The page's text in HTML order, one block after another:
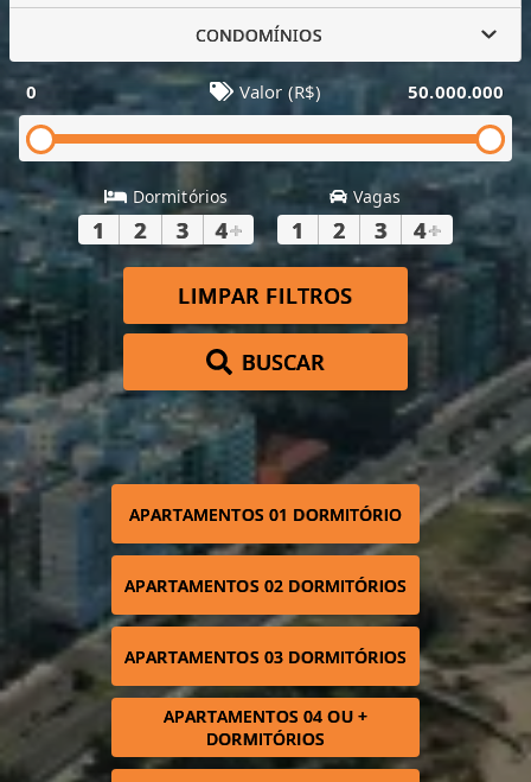
CONDOMÍNIOS
0 Valor (R$) 50.000.000
Dormitórios
1 2 3 4+
Vagas
1 2 3 4+
LIMPAR FILTROS
BUSCAR
APARTAMENTOS 01 DORMITÓRIO
APARTAMENTOS 02 DORMITÓRIOS
APARTAMENTOS 03 DORMITÓRIOS
APARTAMENTOS 04 OU +
DORMITÓRIOS